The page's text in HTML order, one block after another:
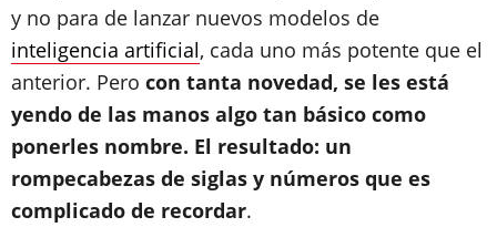
y no para de lanzar nuevos modelos de
inteligencia artificial, cada uno más potente que el
anterior. Pero con tanta novedad, se les está
yendo de las manos algo tan básico como
ponerles nombre. El resultado: un
rompecabezas de siglas y números que es
complicado de recordar.